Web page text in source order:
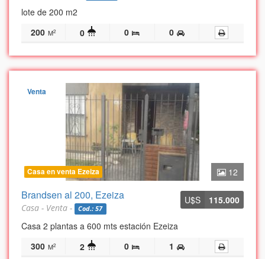
lote de 200 m2
200 M2 0 0 0
12
Venta
Casa en venta Ezeiza
U$S 115.000
Brandsen al 200, Ezeiza
Casa - Venta - Cod.: 57
Casa 2 plantas a 600 mts estación Ezeiza
300 M2 2 0 1